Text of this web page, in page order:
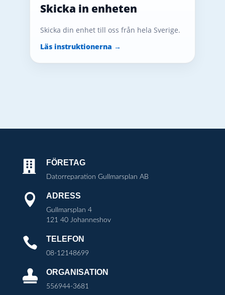
Skicka in enheten
Skicka din enhet till oss från hela Sverige.
Läs instruktionerna →
 FÖRETAG
Datorreparation Gullmarsplan AB
 ADRESS
Gullmarsplan 4
121 40 Johanneshov
 TELEFON
08-12148699
 ORGANISATION
556944-3681